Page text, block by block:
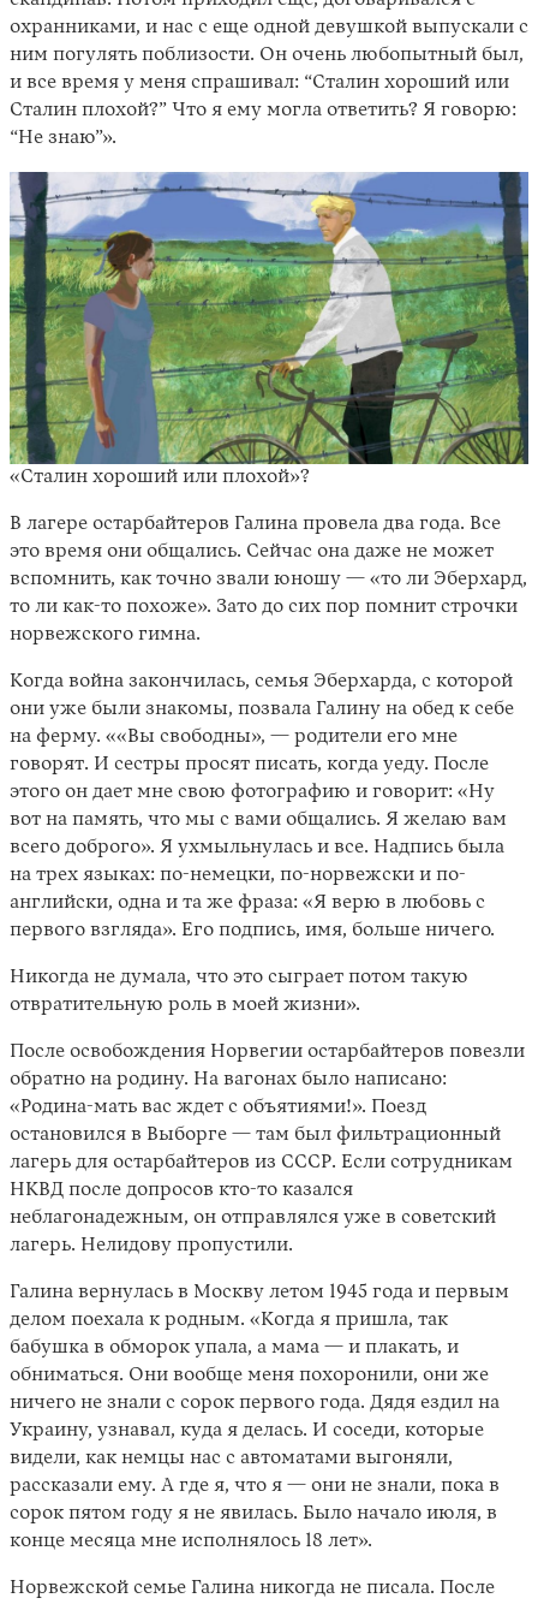
охранниками, и нас с еще одной девушкой выпускали с
ним погулять поблизости. Он очень любопытный был,
и все время у меня спрашивал: “Сталин хороший или
Сталин плохой?” Что я ему могла ответить? Я говорю:
“Не знаю”».
«Сталин хороший или плохой»?
В лагере остарбайтеров Галина провела два года. Все
это время они общались. Сейчас она даже не может
вспомнить, как точно звали юношу — «то ли Эберхард,
то ли как-то похоже». Зато до сих пор помнит строчки
норвежского гимна.
Когда война закончилась, семья Эберхарда, с которой
они уже были знакомы, позвала Галину на обед к себе
на ферму. ««Вы свободны», — родители его мне
говорят. И сестры просят писать, когда уеду. После
этого он дает мне свою фотографию и говорит: «Ну
вот на память, что мы с вами общались. Я желаю вам
всего доброго». Я ухмыльнулась и все. Надпись была
на трех языках: по-немецки, по-норвежски и по-
английски, одна и та же фраза: «Я верю в любовь с
первого взгляда». Его подпись, имя, больше ничего.
Никогда не думала, что это сыграет потом такую
отвратительную роль в моей жизни».
После освобождения Норвегии остарбайтеров повезли
обратно на родину. На вагонах было написано:
«Родина-мать вас ждет с объятиями!». Поезд
остановился в Выборге — там был фильтрационный
лагерь для остарбайтеров из СССР. Если сотрудникам
НКВД после допросов кто-то казался
неблагонадежным, он отправлялся уже в советский
лагерь. Нелидову пропустили.
Галина вернулась в Москву летом 1945 года и первым
делом поехала к родным. «Когда я пришла, так
бабушка в обморок упала, а мама — и плакать, и
обниматься. Они вообще меня похоронили, они же
ничего не знали с сорок первого года. Дядя ездил на
Украину, узнавал, куда я делась. И соседи, которые
видели, как немцы нас с автоматами выгоняли,
рассказали ему. А где я, что я — они не знали, пока в
сорок пятом году я не явилась. Было начало июля, в
конце месяца мне исполнялось 18 лет».
Норвежской семье Галина никогда не писала. После